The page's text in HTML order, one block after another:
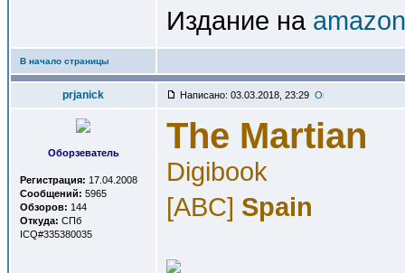
Издание на
В начало страницы
prjanick Написано: 03.03.2018, 23:29
Оборзеватель
Регистрация: 17.04.2008
Сообщений: 5965
Обзоров: 144
Откуда: СПб
ICQ#335380035
The Martian
Digibook
[ABC] Spain